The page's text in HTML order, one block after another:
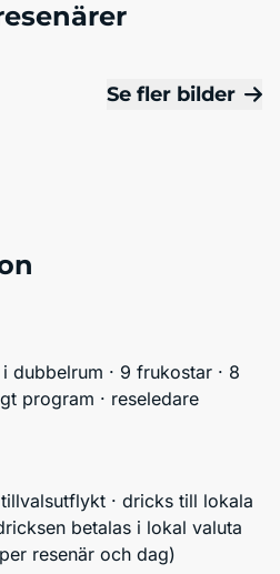
Se fler bilder
dubbelrum · 9 frukostar · 8
program · reseledare
· dricks till lokala
betalas i lokal valuta
resenär och dag)